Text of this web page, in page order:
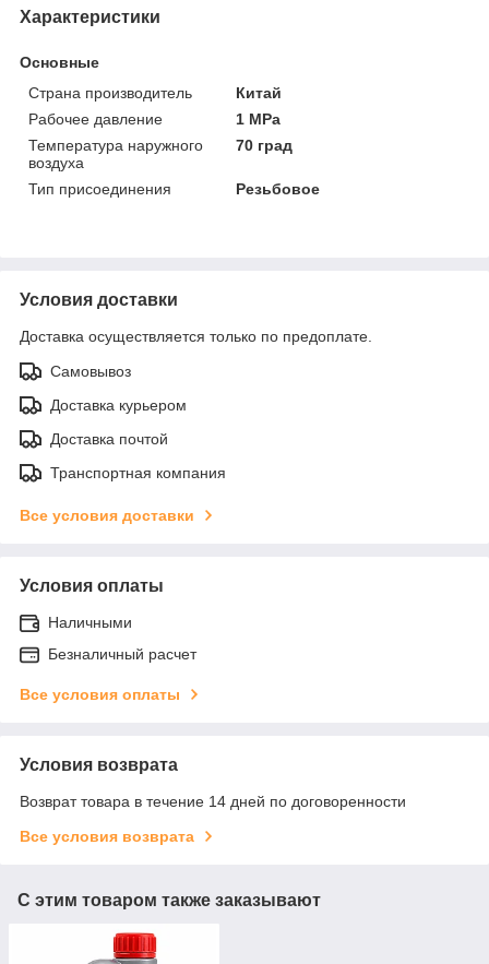
Характеристики
Основные
Страна производитель
Китай
Рабочее давление
1 MPa
Температура наружного
воздуха
70 град
Тип присоединения Резьбовое
Условия доставки
Доставка осуществляется только по предоплате.
Самовывоз
Доставка курьером
Доставка почтой
Транспортная компания
Все условия доставки
Условия оплаты
Наличными
Безналичный расчет
Все условия оплаты
Условия возврата
Возврат товара в течение 14 дней по договоренности
Все условия возврата
С этим товаром также заказывают